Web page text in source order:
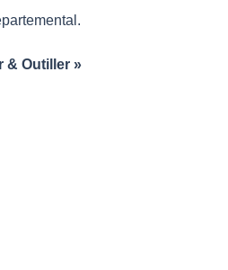
& Outiller »